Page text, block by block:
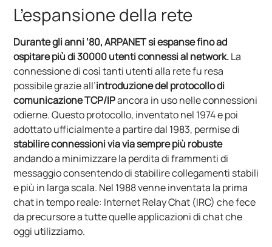
L’espansione della rete
Durante gli anni ‘80, ARPANET si espanse fino ad
ospitare più di 30000 utenti connessi al network.La
connessione di così tanti utenti alla rete fu resa
possibile grazie all’introduzione del protocollo di
comunicazione TCP/IPancora in uso nelle connessioni
odierne. Questo protocollo, inventato nel 1974 e poi
adottato ufficialmente a partire dal 1983, permise di
stabilire connessioni via via sempre più robuste
andando a minimizzare la perdita di frammenti di
messaggio consentendo di stabilire collegamenti stabili
e più in larga scala. Nel 1988 venne inventata la prima
chat in tempo reale: Internet Relay Chat (IRC) che fece
da precursore a tutte quelle applicazioni di chat che
oggi utilizziamo.